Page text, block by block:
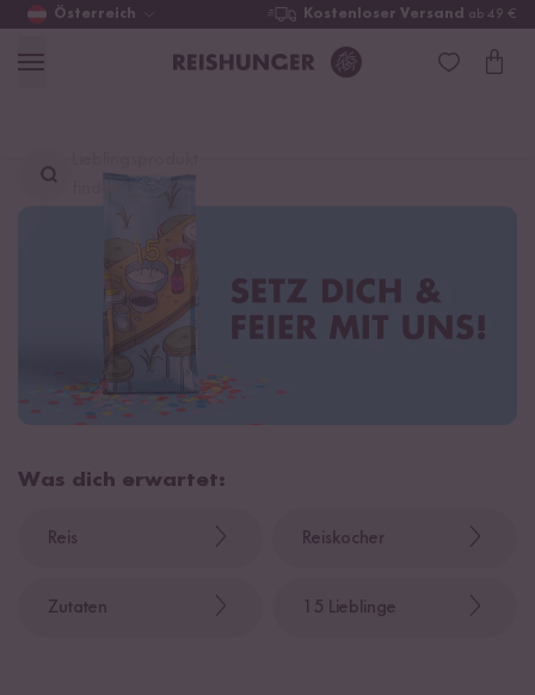
Österreich Kostenloser Versand ab 49 €
Was dich erwartet:
Reis Reiskocher
Zutaten 15 Lieblinge